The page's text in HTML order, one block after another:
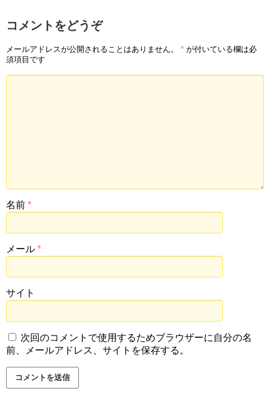
コメントをどうぞ
メールアドレスが公開されることはありません。 * が付いている欄は必
須項目です
名前 *
メール *
サイト
次回のコメントで使用するためブラウザーに自分の名
前、メールアドレス、サイトを保存する。